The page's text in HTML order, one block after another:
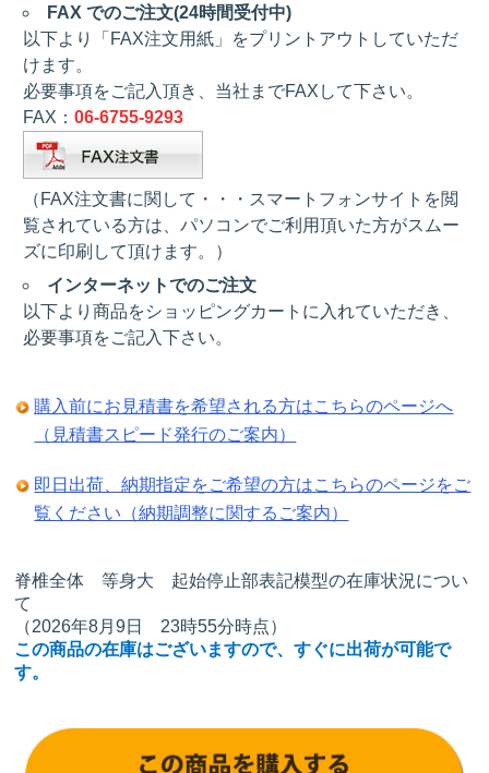
FAX でのご注文(24時間受付中)
以下より「FAX注文用紙」をプリントアウトしていただ
けます。
必要事項をご記入頂き、当社までFAXして下さい。
FAX：06-6755-9293
（FAX注文書に関して・・・スマートフォンサイトを閲
覧されている方は、パソコンでご利用頂いた方がスムー
ズに印刷して頂けます。）
インターネットでのご注文
以下より商品をショッピングカートに入れていただき、
必要事項をご記入下さい。
購入前にお見積書を希望される方はこちらのページへ
（見積書スピード発行のご案内）
即日出荷、納期指定をご希望の方はこちらのページをご
覧ください（納期調整に関するご案内）
脊椎全体 等身大 起始停止部表記模型の在庫状況につい
て
（2026年8月9日 23時55分時点）
この商品の在庫はございますので、すぐに出荷が可能で
す。